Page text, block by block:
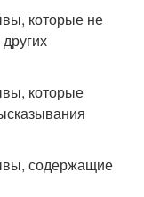
которые не
которые
содержащие